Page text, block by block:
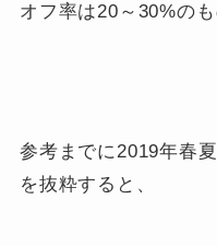
オフ率は20～30%のも
参考までに2019年春
を抜粋すると、